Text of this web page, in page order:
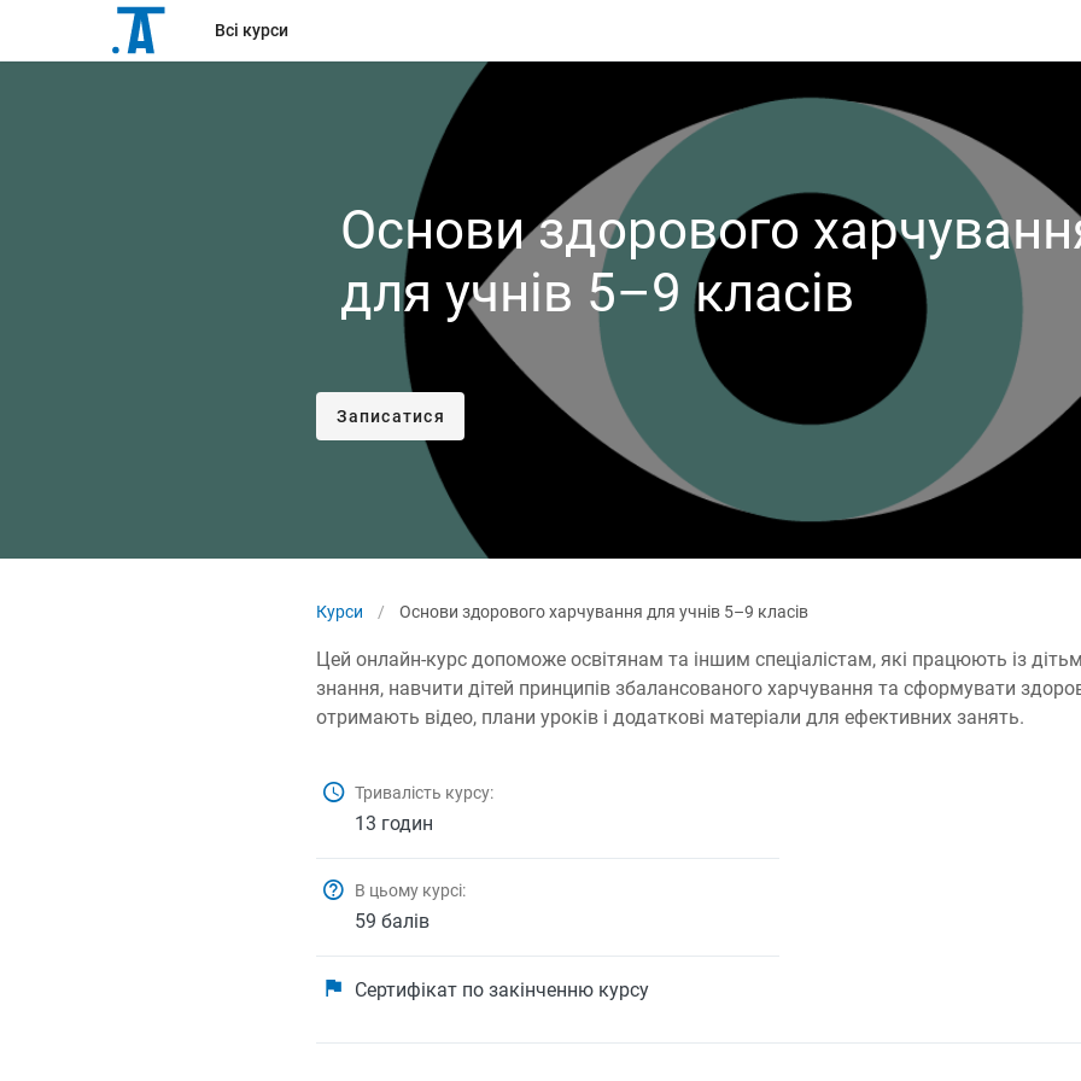
Всі курси
Основи здорового
для учнів 5–9 класів
Записатися
Курси / Основи здорового харчування для учнів 5–9 класів
Цей онлайн-курс допоможе освітянам та іншим спеціалістам, які працюють із
знання, навчити дітей принципів збалансованого харчування та сформувати
отримають відео, плани уроків і додаткові матеріали для ефективних занять.
Тривалість курсу:
13 годин
В цьому курсі:
59 балів
Сертифікат по закінченню курсу